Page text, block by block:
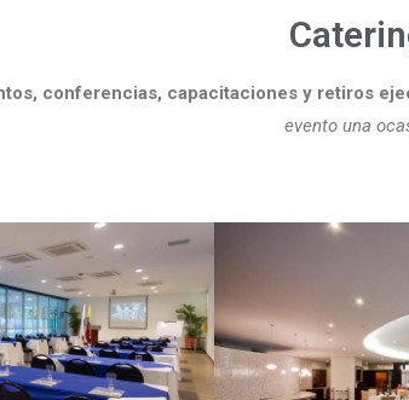
conferencias, capacitaciones y retiros
evento una